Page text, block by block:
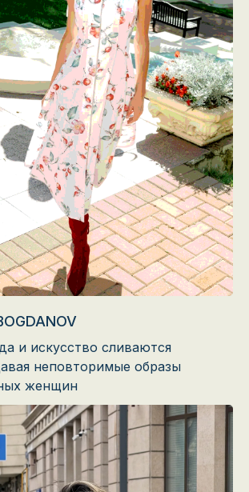
и искусство сливаются
неповторимые образы
женщин